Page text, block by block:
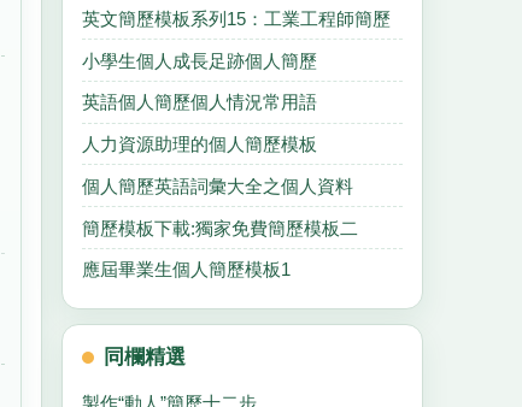
英文簡歷模板系列15：工業工程師簡歷
小學生個人成長足跡個人簡歷
英語個人簡歷個人情況常用語
人力資源助理的個人簡歷模板
個人簡歷英語詞彙大全之個人資料
簡歷模板下載:獨家免費簡歷模板二
應屆畢業生個人簡歷模板1
同欄精選